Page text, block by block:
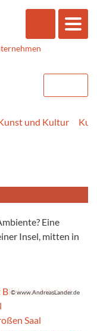
und Kultur
Eine
Insel, mitten in
© www.AndreasLander.de